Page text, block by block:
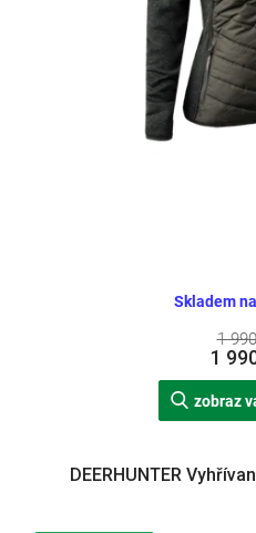
Skladem
1
1
zobraz
DEERHUNTER